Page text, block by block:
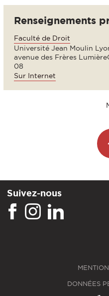
Renseignements
Faculté de Droit
Université Jean Moulin
avenue des Frères
08
Sur Internet
Suivez-nous
DONNÉES